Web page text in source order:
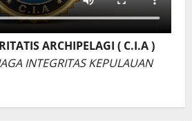
ARCHIPELAGI ( C.I.A )
INTEGRITAS KEPULAUAN